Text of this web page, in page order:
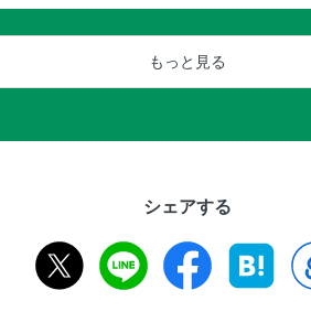
もっと見る
シェアする